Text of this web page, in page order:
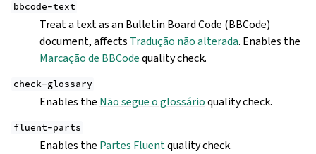
bbcode-text
Treat a text as an Bulletin Board Code (BBCode)
document, affects Tradução não alterada. Enables the
Marcação de BBCodequality check.
check-glossary
Enables the Não segue o glossárioquality check.
fluent-parts
Enables the Partes Fluentquality check.